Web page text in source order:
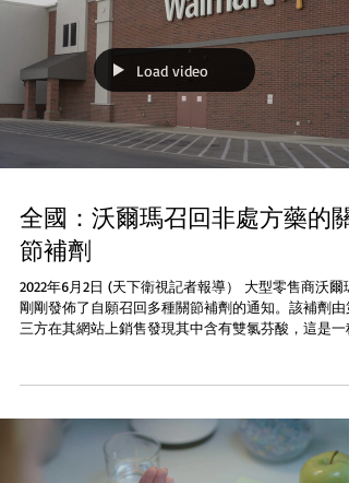
Load video
全國：沃爾瑪召回非處方藥的關
節補劑
2022年6月2日 (天下衛視記者報導） 大型零售商沃爾瑪
剛剛發佈了自願召回多種關節補劑的通知。該補劑由
三方在其網站上銷售發現其中含有雙氯芬酸，這是一
血， 潰瘍， 腸胃穿孔...